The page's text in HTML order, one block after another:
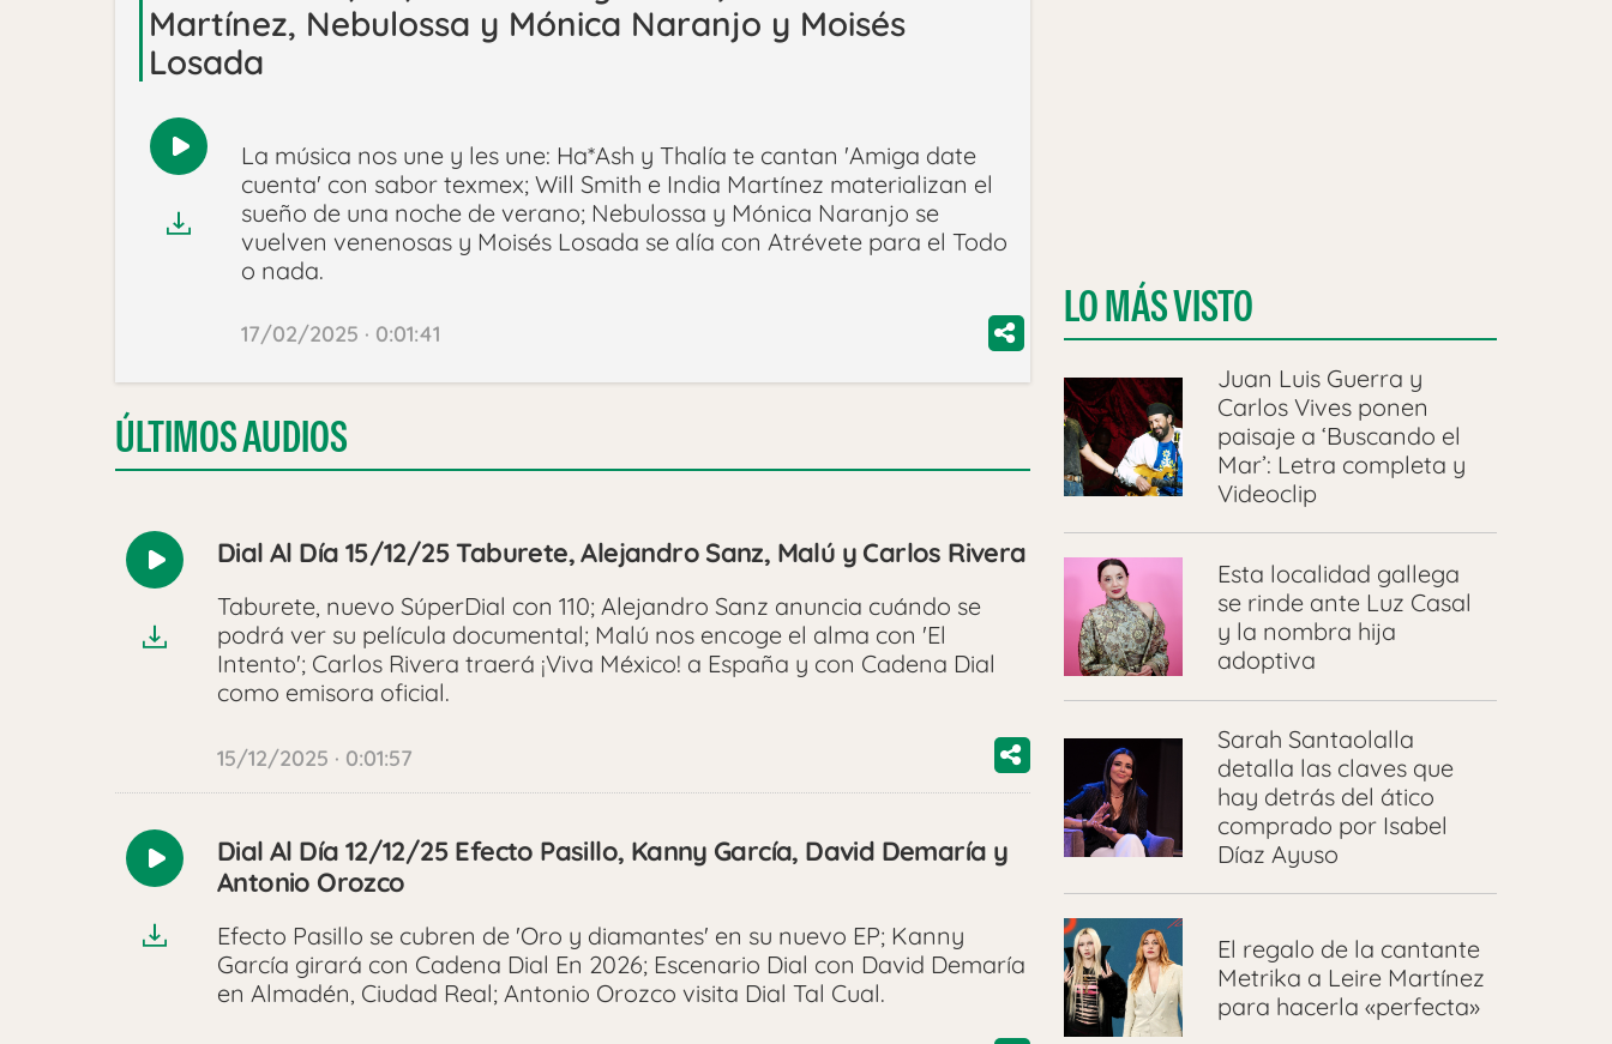
Martínez, Nebulossa y Mónica Naranjo y Moisés
Losada
ReproducirLa música nos une y les une: Ha*Ash y Thalía te cantan 'Amiga date
cuenta' con sabor texmex; Will Smith e India Martínez materializan el
sueño de una noche de verano; Nebulossa y Mónica Naranjo se
vuelven venenosas y Moisés Losada se alía con Atrévete para el Todo
o nada.
17/02/2025 · 0:01:41
ÚLTIMOS AUDIOS
Reproducir
Dial Al Día 15/12/25 Taburete, Alejandro Sanz, Malú y Carlos Rivera
Taburete, nuevo SúperDial con 110; Alejandro Sanz anuncia cuándo se
podrá ver su película documental; Malú nos encoge el alma con 'El
Intento'; Carlos Rivera traerá ¡Viva México! a España y con Cadena Dial
como emisora oficial.
15/12/2025 · 0:01:57
Reproducir
Dial Al Día 12/12/25 Efecto Pasillo, Kanny García, David Demaría y
Antonio Orozco
Efecto Pasillo se cubren de 'Oro y diamantes' en su nuevo EP; Kanny
García girará con Cadena Dial En 2026; Escenario Dial con David Demaría
en Almadén, Ciudad Real; Antonio Orozco visita Dial Tal Cual.
LO MÁS VISTO
Juan Luis Guerra y
Carlos Vives ponen
paisaje a ‘Buscando el
Mar’: Letra completa y
Videoclip
Esta localidad gallega
se rinde ante Luz Casal
y la nombra hija
adoptiva
Sarah Santaolalla
detalla las claves que
hay detrás del ático
comprado por Isabel
Díaz Ayuso
El regalo de la cantante
Metrika a Leire Martínez
para hacerla «perfecta»